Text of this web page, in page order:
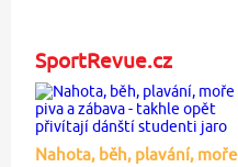
SportRevue.cz
Nahota, běh, plavání, moře